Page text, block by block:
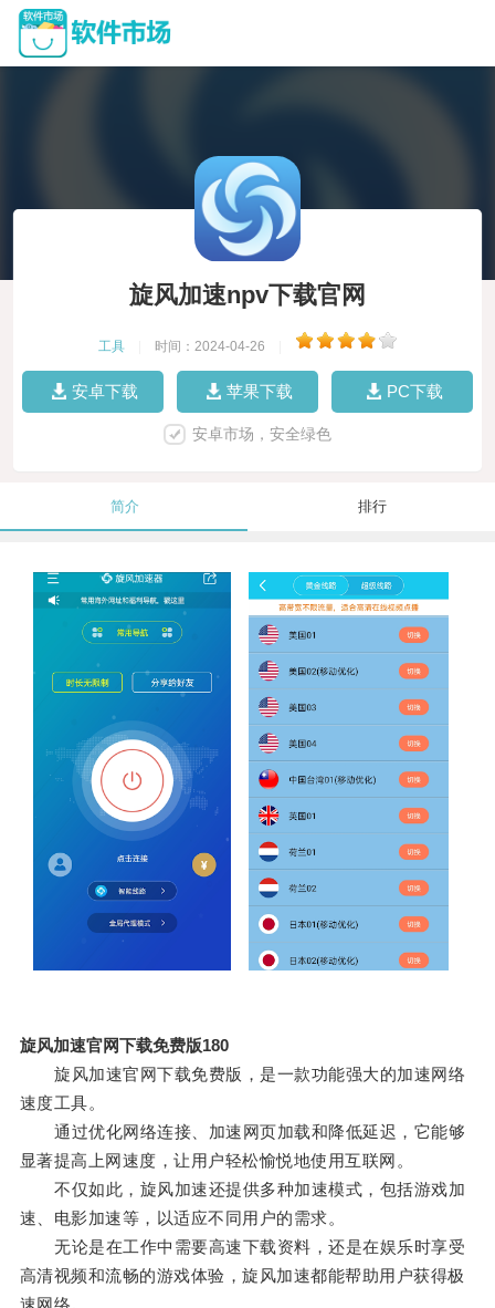
旋风加速npv下载官网
工具 时间：2024-04-26
安卓下载 苹果下载 PC下载
安卓市场，安全绿色
简介 排行
旋风加速官网下载免费版180
旋风加速官网下载免费版，是一款功能强大的加速网络
速度工具。
通过优化网络连接、加速网页加载和降低延迟，它能够
显著提高上网速度，让用户轻松愉悦地使用互联网。
不仅如此，旋风加速还提供多种加速模式，包括游戏加
速、电影加速等，以适应不同用户的需求。
无论是在工作中需要高速下载资料，还是在娱乐时享受
高清视频和流畅的游戏体验，旋风加速都能帮助用户获得极